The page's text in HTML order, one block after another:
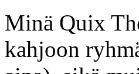
Minä Quix
kahjoon